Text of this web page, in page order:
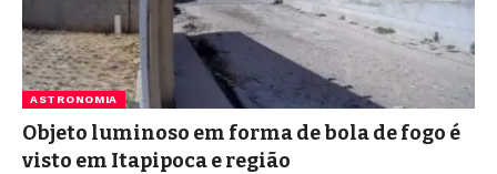
ASTRONOMIA
Objeto luminoso em forma de bola de fogo é
visto em Itapipoca e região